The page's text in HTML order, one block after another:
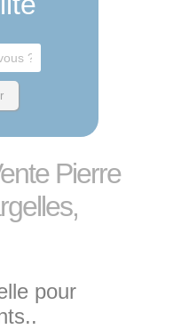
Pierre
pour